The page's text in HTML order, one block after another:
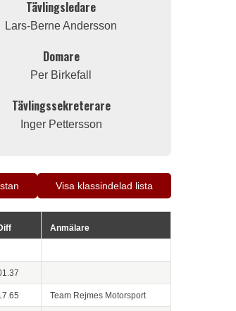
Tävlingsledare
Lars-Berne Andersson
Domare
Per Birkefall
Tävlingssekreterare
Inger Pettersson
Visa klassindelad lista
Anmälare
Team Rejmes Motorsport